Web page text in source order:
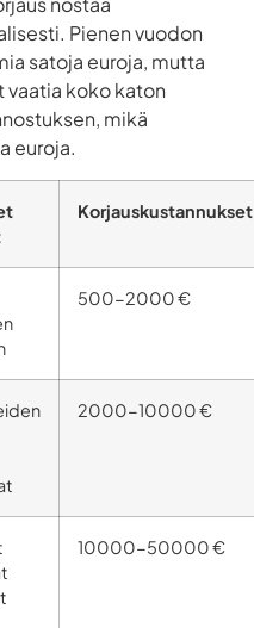
Pienen vuodon
satoja euroja, mutta
vaatia koko katon
mikä
euroja.
Korjauskustannukset
500-2000 €
2000-10000 €
10000-50000 €